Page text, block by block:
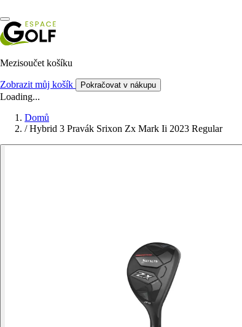
Mezisoučet košíku
Zobrazit můj košík Pokračovat v nákupu
Loading...
Domů
/ Hybrid 3 Pravák Srixon Zx Mark Ii 2023 Regular